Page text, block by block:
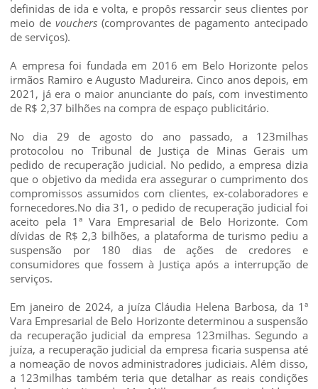
definidas de ida e volta, e propôs ressarcir seus clientes por
meio de vouchers (comprovantes de pagamento antecipado
de serviços).
A empresa foi fundada em 2016 em Belo Horizonte pelos
irmãos Ramiro e Augusto Madureira. Cinco anos depois, em
2021, já era o maior anunciante do país, com investimento
de R$ 2,37 bilhões na compra de espaço publicitário.
No dia 29 de agosto do ano passado, a 123milhas
protocolou no Tribunal de Justiça de Minas Gerais um
pedido de recuperação judicial. No pedido, a empresa dizia
que o objetivo da medida era assegurar o cumprimento dos
compromissos assumidos com clientes, ex-colaboradores e
fornecedores.No dia 31, o pedido de recuperação judicial foi
aceito pela 1ª Vara Empresarial de Belo Horizonte. Com
dívidas de R$ 2,3 bilhões, a plataforma de turismo pediu a
suspensão por 180 dias de ações de credores e
consumidores que fossem à Justiça após a interrupção de
serviços.
Em janeiro de 2024, a juíza Cláudia Helena Barbosa, da 1ª
Vara Empresarial de Belo Horizonte determinou a suspensão
da recuperação judicial da empresa 123milhas. Segundo a
juíza, a recuperação judicial da empresa ficaria suspensa até
a nomeação de novos administradores judiciais. Além disso,
a 123milhas também teria que detalhar as reais condições